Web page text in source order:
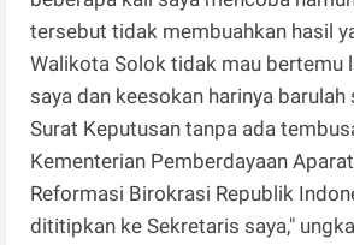
tersebut tidak membuahkan hasil
Walikota Solok tidak mau bertemu
saya dan keesokan harinya barulah
Surat Keputusan tanpa ada
Kementerian Pemberdayaan
Reformasi Birokrasi Republik
dititipkan ke Sekretaris saya,"